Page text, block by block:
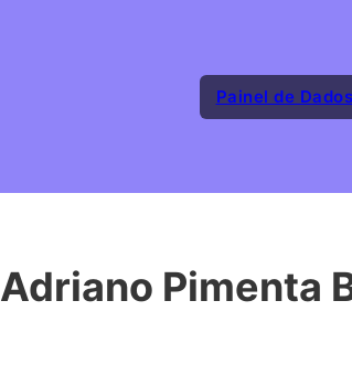
Painel de Dados
Adriano Pimenta